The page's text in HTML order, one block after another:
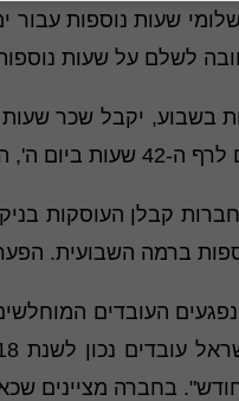
ימי ו' בהיקף של כ-100 מיליון שקל
לשלם על שעות
בתעריף 100%.